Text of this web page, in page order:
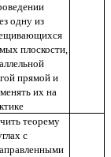
одну из
плоскости,
прямой и
их на
теорему
с